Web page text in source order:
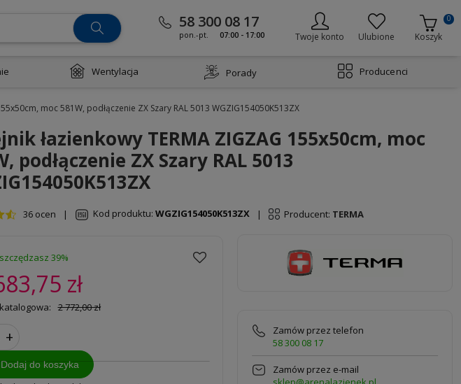
58 300 08 17
pon.-pt. 07:00 - 17:00 Twoje konto Ulubione Koszyk
0
Wentylacja Porady Producenci
moc 581W, podłączenie ZX Szary RAL 5013 WGZIG154050K513ZX
łazienkowy TERMA ZIGZAG 155x50cm, moc
podłączenie ZX Szary RAL 5013
36 ocen | Kod produktu: WGZIG154050K513ZX | Producent: TERMA
39%
zł
2 772,00 zł
+
Dodaj do koszyka
Zamów przez telefon
58 300 08 17
Zamów przez e-mail